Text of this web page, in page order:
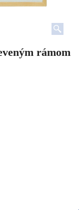
rámom